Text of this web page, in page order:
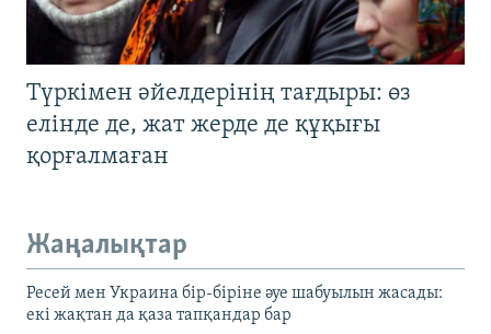
Түркімен әйелдерінің тағдыры: өз
елінде де, жат жерде де құқығы
қорғалмаған
Жаңалықтар
Ресей мен Украина бір-біріне әуе шабуылын жасады:
екі жақтан да қаза тапқандар бар